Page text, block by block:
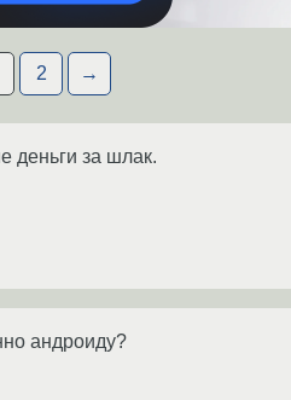
2 →
деньги за шлак.
андроиду?